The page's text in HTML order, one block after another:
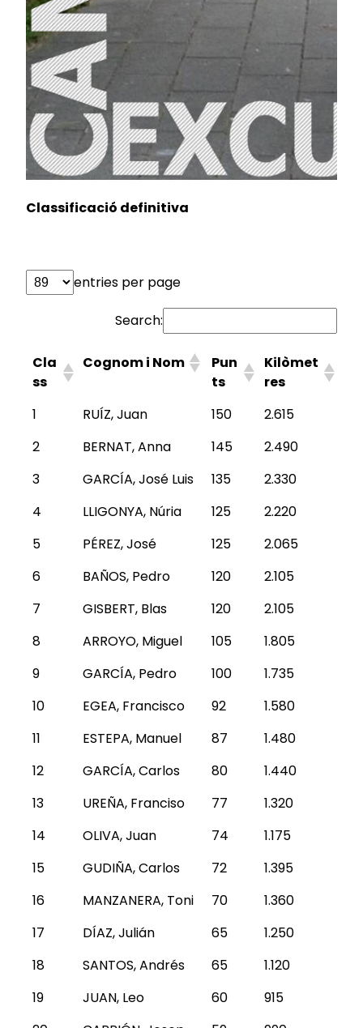
Classificació definitiva
entries per page
Search:
Cla
ss
Cognom i Nom
Pun
ts
Kilòmet
res
1
RUÍZ, Juan 150
2.615
2
BERNAT, Anna 145
2.490
3
GARCÍA, José Luis 135
2.330
4
LLIGONYA, Núria 125
2.220
5
PÉREZ, José 125
2.065
6
BAÑOS, Pedro 120
2.105
7
GISBERT, Blas 120
2.105
8
ARROYO, Miguel 105
1.805
9
GARCÍA, Pedro 100
1.735
10
EGEA, Francisco 92
1.580
11
ESTEPA, Manuel 87
1.480
12
GARCÍA, Carlos 80
1.440
13
UREÑA, Franciso 77
1.320
14
OLIVA, Juan 74
1.175
15
GUDIÑA, Carlos 72
1.395
16
MANZANERA, Toni 70
1.360
17
DÍAZ, Julián 65
1.250
18
SANTOS, Andrés 65
1.120
19
JUAN, Leo 60
915